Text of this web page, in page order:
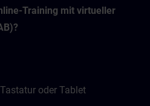
Training mit virtueller
oder Tablet